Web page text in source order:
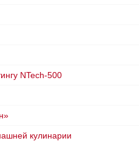
NTech-500
кулинарии